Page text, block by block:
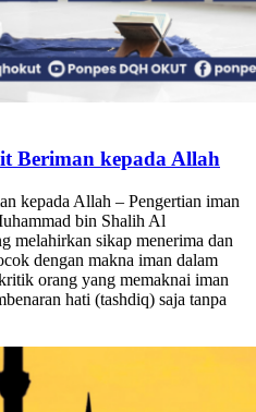
bin Shalih Al
melahirkan sikap menerima dan
dengan makna iman dalam
orang yang memaknai iman
hati (tashdiq) saja tanpa